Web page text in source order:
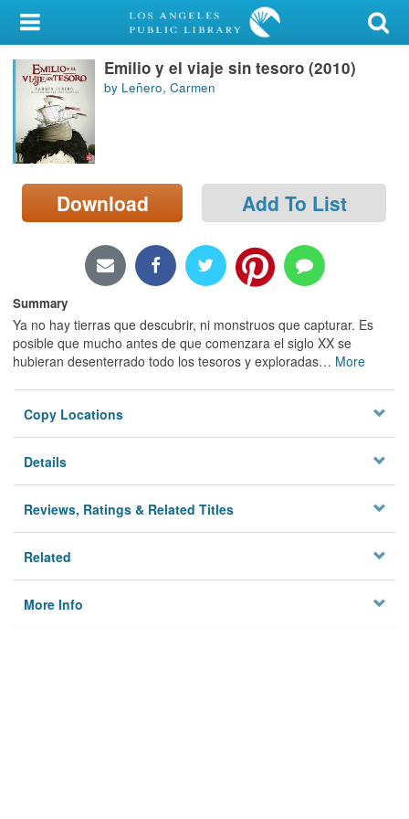
My Account
Library Card
Sign In
Search
Locations/Hours (external
page)
Emilio y el viaje sin tesoro (2010)
by Leñero, Carmen
Download Add To List
Summary
Ya no hay tierras que descubrir, ni monstruos que capturar. Es
posible que mucho antes de que comenzara el siglo XX se
hubieran desenterrado todo los tesoros y exploradas… More
Copy Locations
Details
Reviews, Ratings & Related Titles
Related
More Info